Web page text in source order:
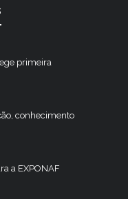
primeira
conhecimento
a EXPONAF